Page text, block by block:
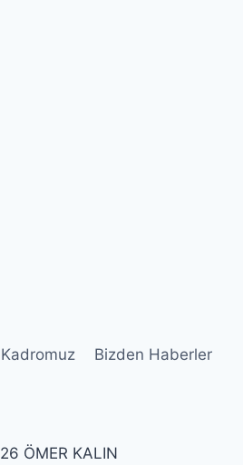
Kadromuz Bizden Haberler
ÖMER KALIN